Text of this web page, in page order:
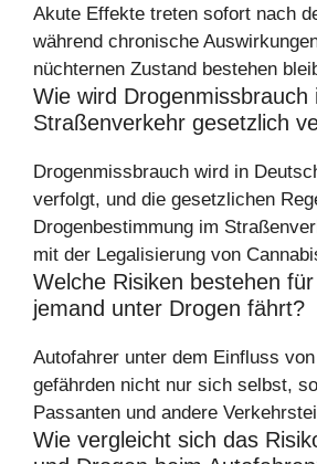
Akute Effekte treten sofort nach
während chronische
nüchternen Zustand bestehen
Wie wird Drogenmissbrauch
Straßenverkehr gesetzlich
Drogenmissbrauch wird in
verfolgt, und die gesetzlichen
Drogenbestimmung im
mit der Legalisierung von
Welche Risiken bestehen
jemand unter Drogen fährt?
Autofahrer unter dem Einfluss
gefährden nicht nur sich selbst,
Passanten und andere
Wie vergleicht sich das